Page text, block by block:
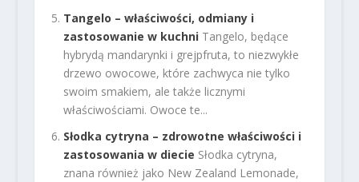
Tangelo – właściwości, odmiany i
zastosowanie w kuchni Tangelo, będące
hybrydą mandarynki i grejpfruta, to niezwykłe
drzewo owocowe, które zachwyca nie tylko
swoim smakiem, ale także licznymi
właściwościami. Owoce te...
Słodka cytryna – zdrowotne właściwości i
zastosowania w diecie Słodka cytryna,
znana również jako New Zealand Lemonade,